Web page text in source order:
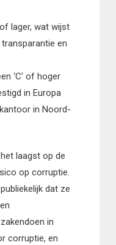
of lager, wat wijst
en
‘C’ of hoger
in Europa
in Noord-
laagst op de
op corruptie.
dat ze
in
corruptie, en